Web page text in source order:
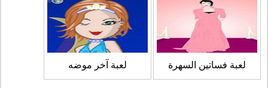
لعبة فساتين السهرة لعبة آخر موضه